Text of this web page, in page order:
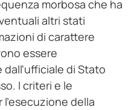
morbosa che ha
altri stati
di carattere
essere
di Stato
I criteri e le
della